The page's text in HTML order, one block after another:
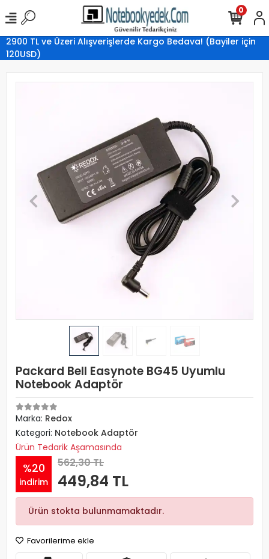
2900 TL ve Üzeri Alışverişlerde Kargo Bedava! (Bayiler için
120USD)
0
Packard Bell Easynote BG45 Uyumlu
Notebook Adaptör
Marka: Redox
Kategori: Notebook Adaptör
Ürün Tedarik Aşamasında
%20
indirim
562,30 TL
449,84 TL
Ürün stokta bulunmamaktadır.
Favorilerime ekle